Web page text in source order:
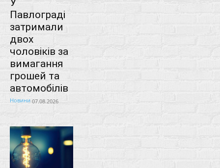
У
Павлограді
затримали
двох
чоловіків за
вимагання
грошей та
автомобілів
Новини 07.08.2026